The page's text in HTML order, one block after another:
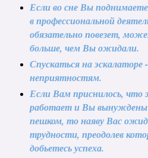
Если во сне Вы
в профессиональной
обязательно повезет,
больше, чем Вы ожидали.
Спускаться на эскалаторе
неприятностям.
Если Вам приснилось, что
работает и Вы
пешком, то наяву Вас
трудности, преодолев
добьетесь успеха.